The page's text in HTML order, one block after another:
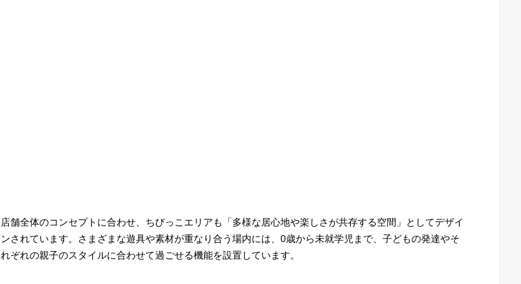
店舗全体のコンセプトに合わせ、ちびっこエリアも「多様な居心地や楽しさが共存する空間」としてデザイ
ンされています。さまざまな遊具や素材が重なり合う場内には、0歳から未就学児まで、子どもの発達やそ
れぞれの親子のスタイルに合わせて過ごせる機能を設置しています。